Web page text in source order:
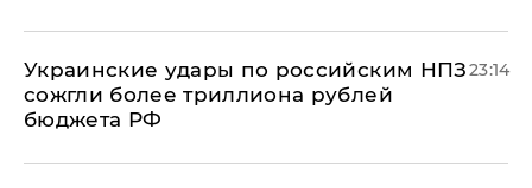
Украинские удары по российским НПЗ
сожгли более триллиона рублей
бюджета РФ
23:14